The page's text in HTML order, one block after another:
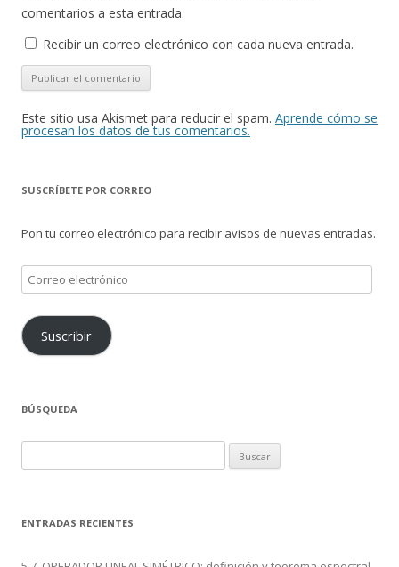
comentarios a esta entrada.
Recibir un correo electrónico con cada nueva entrada.
Este sitio usa Akismet para reducir el spam. Aprende cómo se
procesan los datos de tus comentarios.
SUSCRÍBETE POR CORREO
Pon tu correo electrónico para recibir avisos de nuevas entradas.
Correo
electrónico
Suscribir
BÚSQUEDA
ENTRADAS RECIENTES